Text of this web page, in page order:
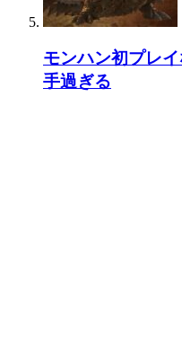
モンハン初プレ
手過ぎる